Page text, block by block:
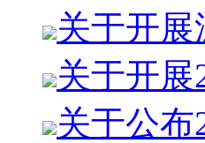
关于开展
关于开展
关于公布